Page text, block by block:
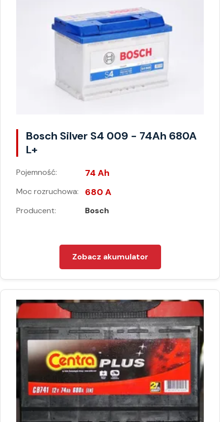
Bosch Silver S4 009 - 74Ah 680A
L+
Pojemność: 74 Ah
Moc rozruchowa: 680 A
Producent: Bosch
Zobacz akumulator